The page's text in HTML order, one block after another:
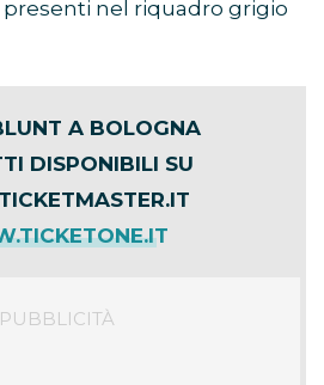
presenti nel riquadro grigio
A BOLOGNA
DISPONIBILI SU